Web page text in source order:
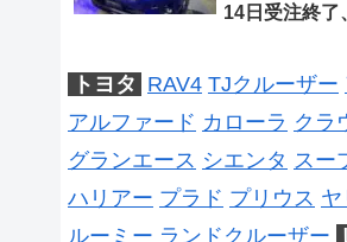
14日受注終了
予想【スバル
トヨタ RAV4 TJクルーザー
アルファード カローラ クラ
グランエース シエンタ スー
ハリアー プラド プリウス ヤ
ルーミー ランドクルーザー